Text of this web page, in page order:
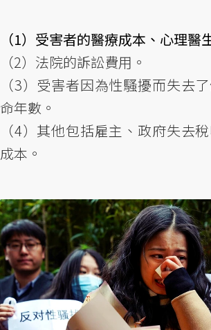
（1）受害者的醫療成本、心理醫
（2）法院的訴訟費用。
（3）受害者因為性騷擾而失去
命年數。
（4）其他包括雇主、政府失去
成本。